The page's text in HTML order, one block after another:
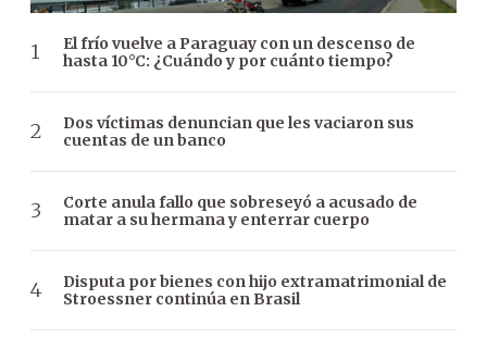
El frío vuelve a Paraguay con un descenso de
hasta 10°C: ¿Cuándo y por cuánto tiempo?
Dos víctimas denuncian que les vaciaron sus
cuentas de un banco
Corte anula fallo que sobreseyó a acusado de
matar a su hermana y enterrar cuerpo
Disputa por bienes con hijo extramatrimonial de
Stroessner continúa en Brasil